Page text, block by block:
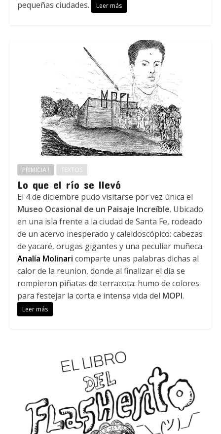
pequeñas ciudades. Leer más
PRIMICIA ! TEXTOS
Lo que el río se llevó
El 4 de diciembre pudo visitarse por vez única el
Museo Ocasional de un Paisaje Increíble. Ubicado
en una isla frente a la ciudad de Santa Fe, rodeado
de un acervo inesperado y caleidoscópico: cabezas
de yacaré, orugas gigantes y una peculiar muñeca.
Analía Molinari comparte unas palabras dichas al
calor de la reunion, donde al finalizar el día se
rompieron piñatas de terracota: humo de colores
para festejar la corta e intensa vida del MOPI.
Leer más